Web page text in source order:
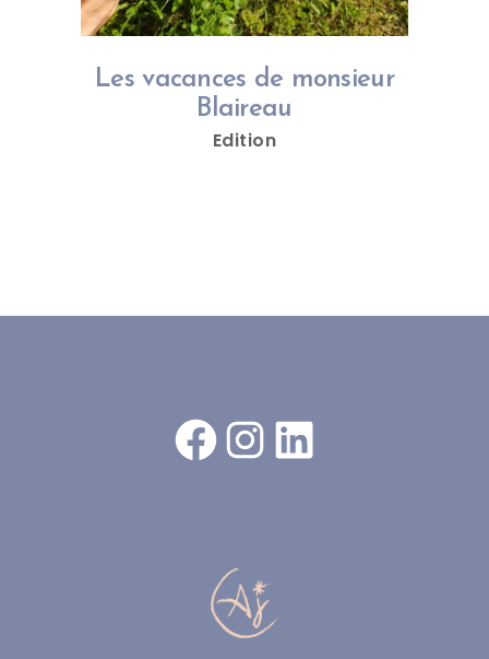
Les vacances de monsieur
Blaireau
Edition
Facebook Instagram LinkedIn